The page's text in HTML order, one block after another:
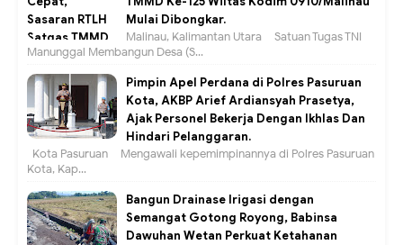
Mulai Dibongkar.
Malinau, Kalimantan Utara – Satuan Tugas TNI
Manunggal Membangun Desa (S...
Pimpin Apel Perdana di Polres Pasuruan
Kota, AKBP Arief Ardiansyah Prasetya,
Ajak Personel Bekerja Dengan Ikhlas Dan
Hindari Pelanggaran.
Kota Pasuruan – Mengawali kepemimpinannya di Polres Pasuruan
Kota, Kap...
Bangun Drainase Irigasi dengan
Semangat Gotong Royong, Babinsa
Dawuhan Wetan Perkuat Ketahanan